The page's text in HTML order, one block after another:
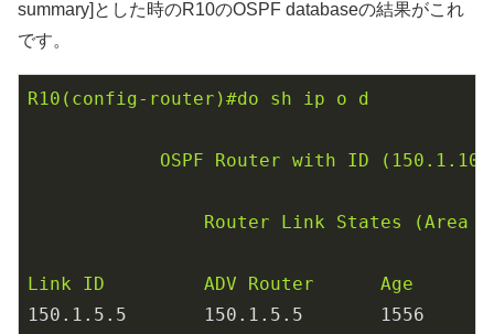
summary]とした時のR10のOSPF databaseの結果がこれ
です。
R10(config-router)#do sh ip o d
OSPF Router with ID
Router Link States (Area
Link ID ADV Router
Age
150.1 .5 .5 150.1 .5 .5
1556